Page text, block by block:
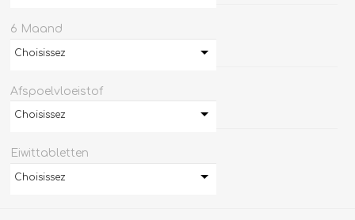
6 Maand
Choisissez
Afspoelvloeistof
Choisissez
Eiwittabletten
Choisissez